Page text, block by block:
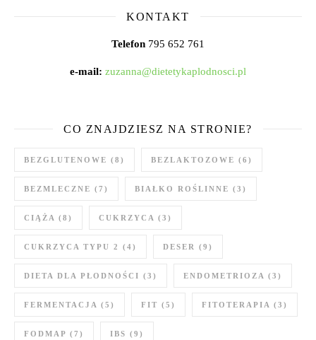
KONTAKT
Telefon 795 652 761
e-mail: zuzanna@dietetykaplodnosci.pl
CO ZNAJDZIESZ NA STRONIE?
BEZGLUTENOWE (8) BEZLAKTOZOWE (6)
BEZMLECZNE (7) BIAŁKO ROŚLINNE (3)
CIĄŻA (8) CUKRZYCA (3)
CUKRZYCA TYPU 2 (4) DESER (9)
DIETA DLA PŁODNOŚCI (3) ENDOMETRIOZA (3)
FERMENTACJA (5) FIT (5) FITOTERAPIA (3)
FODMAP (7) IBS (9)